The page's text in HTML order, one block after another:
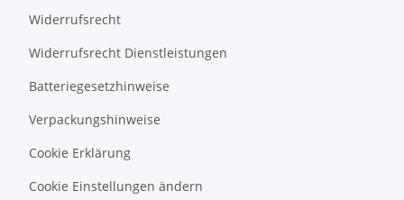
Widerrufsrecht
Widerrufsrecht Dienstleistungen
Batteriegesetzhinweise
Verpackungshinweise
Cookie Erklärung
Cookie Einstellungen ändern